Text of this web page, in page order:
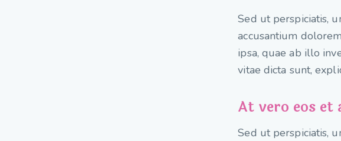
Sed ut perspiciatis,
accusantium
ipsa, quae ab illo
vitae dicta sunt,
At vero eos et
Sed ut perspiciatis,